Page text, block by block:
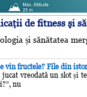
de fitness şi
și sănătatea
vin fructele? File din
jucat vreodată un slot și
nu